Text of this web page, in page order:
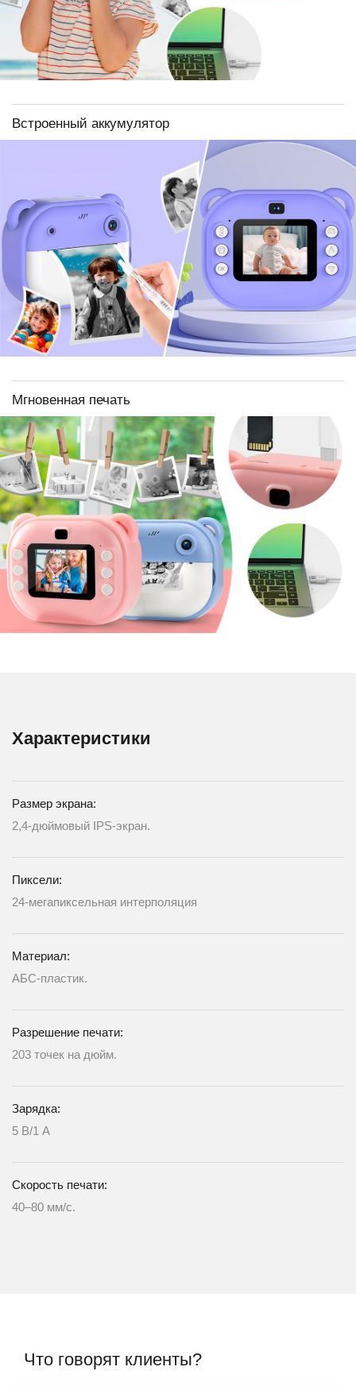
Встроенный аккумулятор
Мгновенная печать
Характеристики
Размер экрана:
2,4-дюймовый IPS-экран.
Пиксели:
24-мегапиксельная интерполяция
Материал:
АБС-пластик.
Разрешение печати:
203 точек на дюйм.
Зарядка:
5 В/1 А
Скорость печати:
40–80 мм/с.
Что говорят клиенты?